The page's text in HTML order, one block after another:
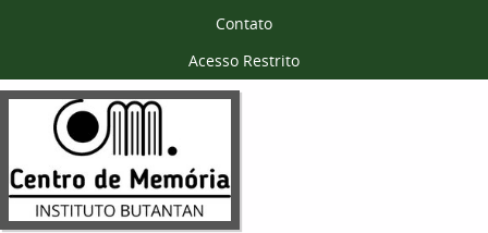
Contato
Acesso Restrito